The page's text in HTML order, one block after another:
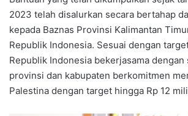
2023 telah disalurkan secara bertahap
kepada Baznas Provinsi Kalimantan
Republik Indonesia. Sesuai dengan
Republik Indonesia bekerjasama dengan
provinsi dan kabupaten berkomitmen
Palestina dengan target hingga Rp 12